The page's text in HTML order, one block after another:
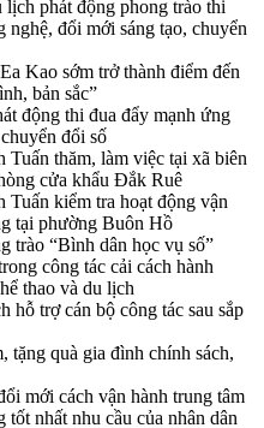
phát động phong trào thi
nghệ, đổi mới sáng tạo, chuyển
Kao sớm trở thành điểm đến
bản sắc”
động thi đua đẩy mạnh ứng
đổi số
thăm, làm việc tại xã biên
cửa khẩu Đắk Ruê
kiểm tra hoạt động vận
tại phường Buôn Hồ
trào “Bình dân học vụ số”
công tác cải cách hành
thao và du lịch
hỗ trợ cán bộ công tác sau sắp
quà gia đình chính sách,
mới cách vận hành trung tâm
nhất nhu cầu của nhân dân